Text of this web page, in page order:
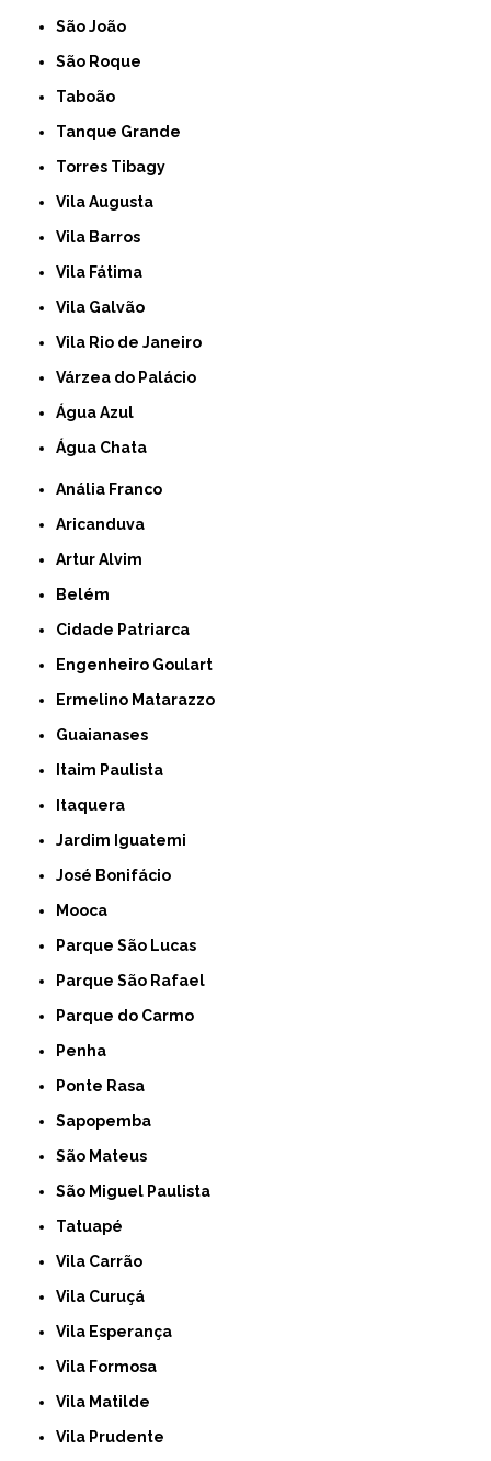
São João
São Roque
Taboão
Tanque Grande
Torres Tibagy
Vila Augusta
Vila Barros
Vila Fátima
Vila Galvão
Vila Rio de Janeiro
Várzea do Palácio
Água Azul
Água Chata
Anália Franco
Aricanduva
Artur Alvim
Belém
Cidade Patriarca
Engenheiro Goulart
Ermelino Matarazzo
Guaianases
Itaim Paulista
Itaquera
Jardim Iguatemi
José Bonifácio
Mooca
Parque São Lucas
Parque São Rafael
Parque do Carmo
Penha
Ponte Rasa
Sapopemba
São Mateus
São Miguel Paulista
Tatuapé
Vila Carrão
Vila Curuçá
Vila Esperança
Vila Formosa
Vila Matilde
Vila Prudente